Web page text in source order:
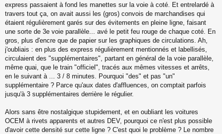
express passaient à fond les manettes sur la voie à coté. Et entrelardé à
travers tout ça, on avait aussi les (gros) convois de marchandises qui
étaient régulièrement garés sur des évitements en pleine ligne, faisant
une sorte de 3e voie parallèle... avé le petit feu rouge de chaque coté. En
gros, plus d'encre que de papier sur les graphiques de circulations. Ah,
j'oubliais : en plus des express régulièrement mentionnés et labellisés,
circulaient des "supplémentaires", partant en général de la voie parallèle,
même quai, que le train "officiel", tracés aux mêmes vitesses et arrêts,
en le suivant à ... 3 / 8 minutes. Pourquoi "des" et pas "un"
supplémentaire ? Parce qu'aux dates d'affluences, on comptait parfois
jusqu'à 3 supplémentaires derrière le régulier.
Alors sans être nostalgique stupidement, et en oubliant les voitures
OCEM à rivets apparents et autres DEV, pourquoi ce n'est plus possible
d'avoir cette densité sur cette ligne ? C'est quoi le problème ? Le nombre